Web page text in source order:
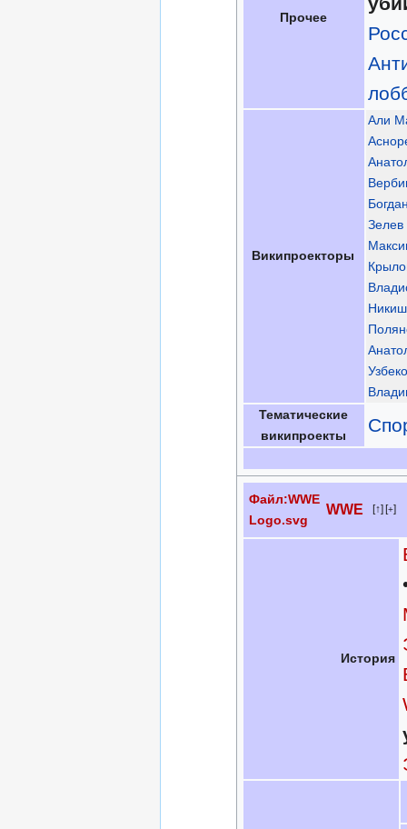
Прочее
Википроекторы
Али
Зелев
Тематические
википроекты
Файл:WWE
Logo.svg
WWE ↑ [+]
История